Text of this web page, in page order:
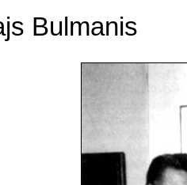
Bulmanis